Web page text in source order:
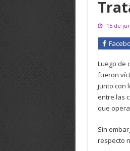
15 de
Luego de
fueron
junto con
entre las
que
Sin
respecto